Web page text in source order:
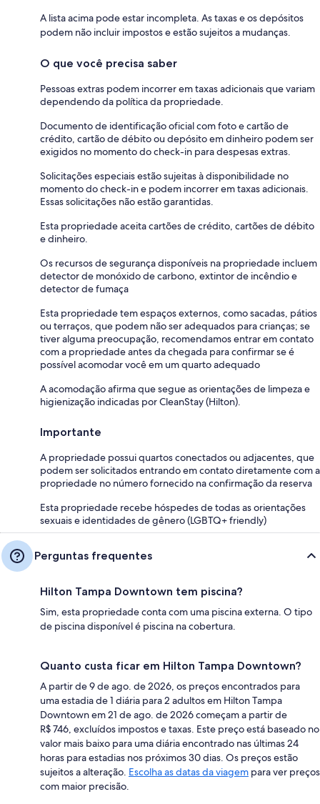
A lista acima pode estar incompleta. As taxas e os depósitos
podem não incluir impostos e estão sujeitos a mudanças.
O que você precisa saber
Pessoas extras podem incorrer em taxas adicionais que variam
dependendo da política da propriedade.
Documento de identificação oficial com foto e cartão de
crédito, cartão de débito ou depósito em dinheiro podem ser
exigidos no momento do check-in para despesas extras.
Solicitações especiais estão sujeitas à disponibilidade no
momento do check-in e podem incorrer em taxas adicionais.
Essas solicitações não estão garantidas.
Esta propriedade aceita cartões de crédito, cartões de débito
e dinheiro.
Os recursos de segurança disponíveis na propriedade incluem
detector de monóxido de carbono, extintor de incêndio e
detector de fumaça
Esta propriedade tem espaços externos, como sacadas, pátios
ou terraços, que podem não ser adequados para crianças; se
tiver alguma preocupação, recomendamos entrar em contato
com a propriedade antes da chegada para confirmar se é
possível acomodar você em um quarto adequado
A acomodação afirma que segue as orientações de limpeza e
higienização indicadas por CleanStay (Hilton).
Importante
A propriedade possui quartos conectados ou adjacentes, que
podem ser solicitados entrando em contato diretamente com a
propriedade no número fornecido na confirmação da reserva
Esta propriedade recebe hóspedes de todas as orientações
sexuais e identidades de gênero (LGBTQ+ friendly)
Perguntas frequentes
Hilton Tampa Downtown tem piscina?
Sim, esta propriedade conta com uma piscina externa. O tipo
de piscina disponível é piscina na cobertura.
Quanto custa ficar em Hilton Tampa Downtown?
A partir de 9 de ago. de 2026, os preços encontrados para
uma estadia de 1 diária para 2 adultos em Hilton Tampa
Downtown em 21 de ago. de 2026 começam a partir de
R$ 746, excluídos impostos e taxas. Este preço está baseado no
valor mais baixo para uma diária encontrado nas últimas 24
horas para estadias nos próximos 30 dias. Os preços estão
sujeitos a alteração. Escolha as datas da viagem para ver preços
com maior precisão.